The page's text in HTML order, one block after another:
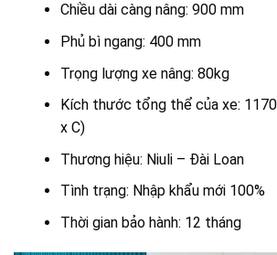
Chiều dài càng nâng: 900 mm
Phủ bì ngang: 400 mm
Trọng lượng xe nâng: 80kg
Kích thước tổng thể của xe:
x C)
Thương hiệu: Niuli – Đài Loan
Tình trạng: Nhập khẩu mới 100%
Thời gian bảo hành: 12 tháng